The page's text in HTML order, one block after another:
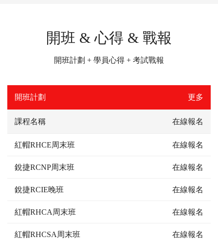
開班 & 心得 & 戰報
開班計劃 + 學員心得 + 考試戰報
開班計劃 更多
課程名稱 在線報名
紅帽RHCE周末班 在線報名
銳捷RCNP周末班 在線報名
銳捷RCIE晚班 在線報名
紅帽RHCA周末班 在線報名
紅帽RHCSA周末班 在線報名